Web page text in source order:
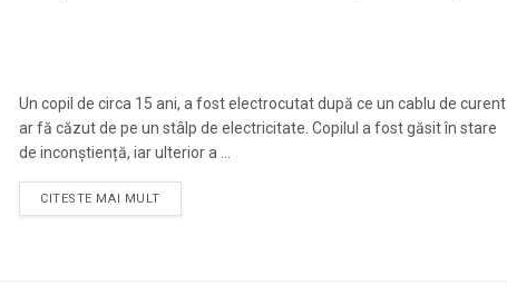
Un copil de circa 15 ani, a fost electrocutat după ce un cablu de curent
ar fă căzut de pe un stâlp de electricitate. Copilul a fost găsit în stare
de inconştiență, iar ulterior a ...
CITESTE MAI MULT